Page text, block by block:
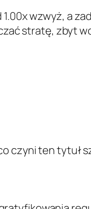
wzwyż, a
stratę, zbyt
czyni ten tytuł